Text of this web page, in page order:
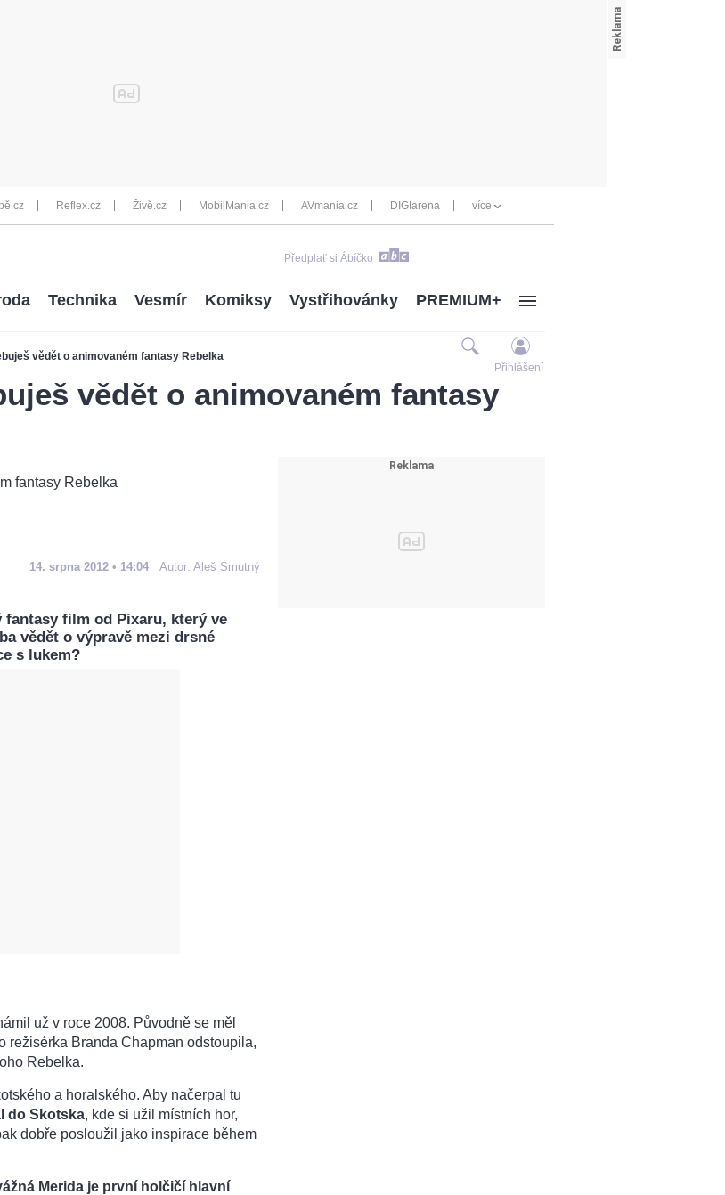
Reflex.cz Živě.cz MobilMania.cz AVmania.cz DIGIarena více
Předplať si Ábíčko
vědět o animovaném fantasy Rebelka
Technika Vesmír Komiksy Vystřihovánky PREMIUM+
Přihlášení
vědět o animovaném fantasy
14. srpna 2012 • 14:04 Autor: Aleš Smutný
fantasy film od Pixaru, který ve
vědět o výpravě mezi drsné
s lukem?
už v roce 2008. Původně se měl
režisérka Branda Chapman odstoupila,
Rebelka.
a horalského. Aby načerpal tu
do Skotska, kde si užil místních hor,
dobře posloužil jako inspirace během
Merida je první holčičí hlavní